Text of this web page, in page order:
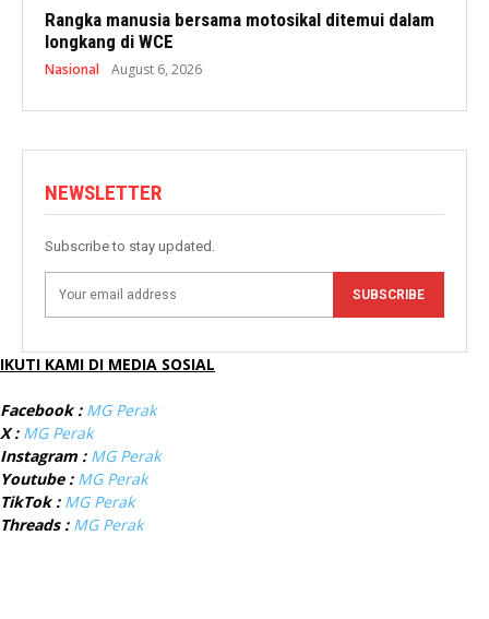
Rangka manusia bersama motosikal ditemui dalam
longkang di WCE
Nasional August 6, 2026
NEWSLETTER
Subscribe to stay updated.
SUBSCRIBE
IKUTI KAMI DI MEDIA SOSIAL
Facebook : MG Perak
X : MG Perak
Instagram : MG Perak
Youtube : MG Perak
TikTok : MG Perak
Threads : MG Perak